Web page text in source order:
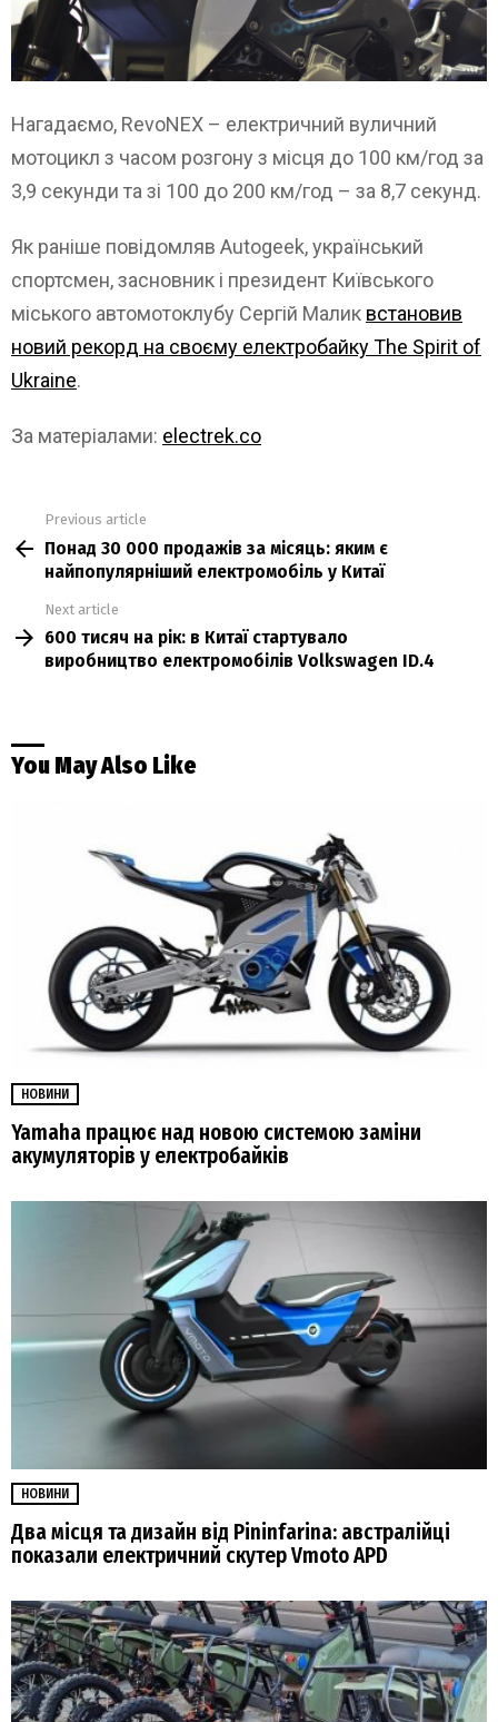
Нагадаємо, RevoNEX – електричний вуличний
мотоцикл з часом розгону з місця до 100 км/год за
3,9 секунди та зі 100 до 200 км/год – за 8,7 секунд.
Як раніше повідомляв Autogeek, український
спортсмен, засновник і президент Київського
міського автомотоклубу Сергій Малик встановив
новий рекорд на своєму електробайку The Spirit of
Ukraine.
За матеріалами: electrek.co
more
Previous article
Понад 30 000 продажів за місяць: яким є
найпопулярніший електромобіль у Китаї
Next article
600 тисяч на рік: в Китаї стартувало
виробництво електромобілів Volkswagen ID.4
You May Also Like
НОВИНИ
Yamaha працює над новою системою заміни
акумуляторів у електробайків
НОВИНИ
Два місця та дизайн від Pininfarina: австралійці
показали електричний скутер Vmoto APD